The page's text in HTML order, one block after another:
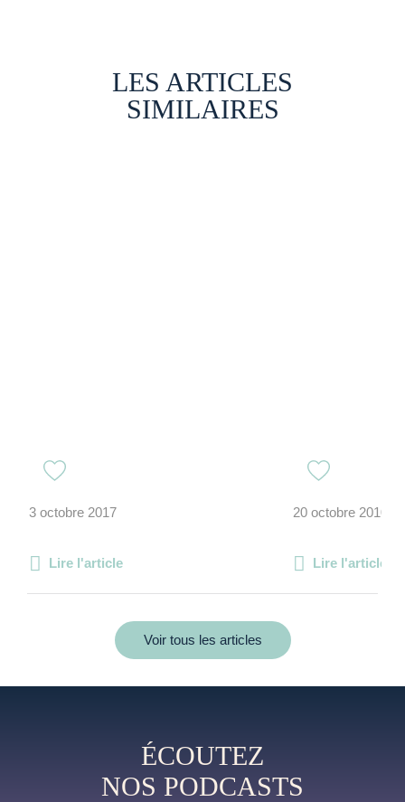
LES ARTICLES
SIMILAIRES
3 octobre 2017
Lire l'article
20 octobre 2010
Lire l'article
Voir tous les articles
ÉCOUTEZ
NOS PODCASTS